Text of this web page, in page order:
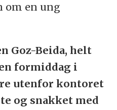
om en ung
Goz-Beida, helt
formiddag i
utenfor kontoret
og snakket med